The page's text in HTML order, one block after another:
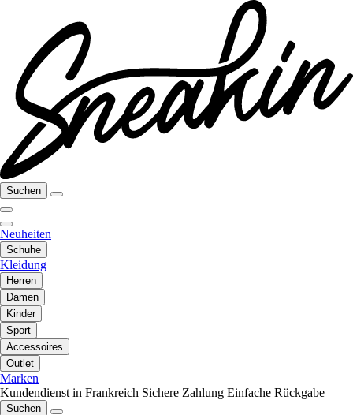
Suchen
Neuheiten
Schuhe
Kleidung
Herren
Damen
Kinder
Sport
Accessoires
Outlet
Marken
Kundendienst in Frankreich Sichere Zahlung Einfache Rückgabe
Suchen